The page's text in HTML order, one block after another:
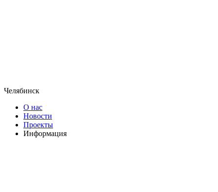
Челябинск
О нас
Новости
Проекты
Информация